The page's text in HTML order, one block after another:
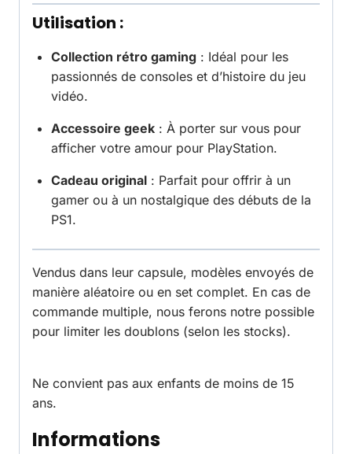
Utilisation :
Collection rétro gaming : Idéal pour les
passionnés de consoles et d’histoire du jeu
vidéo.
Accessoire geek : À porter sur vous pour
afficher votre amour pour PlayStation.
Cadeau original : Parfait pour offrir à un
gamer ou à un nostalgique des débuts de la
PS1.
Vendus dans leur capsule, modèles envoyés de
manière aléatoire ou en set complet. En cas de
commande multiple, nous ferons notre possible
pour limiter les doublons (selon les stocks).
Ne convient pas aux enfants de moins de 15
ans.
Informations